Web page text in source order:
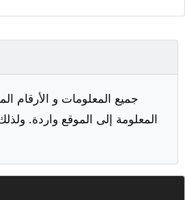
جميع المعلومات و الأرقام
المعلومة إلى الموقع واردة.